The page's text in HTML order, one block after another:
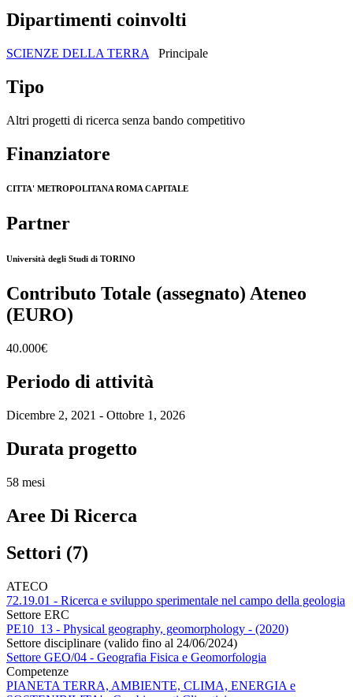
Dipartimenti coinvolti
SCIENZE DELLA TERRA Principale
Tipo
Altri progetti di ricerca senza bando competitivo
Finanziatore
CITTA' METROPOLITANA ROMA CAPITALE
Partner
Università degli Studi di TORINO
Contributo Totale (assegnato) Ateneo
(EURO)
40.000€
Periodo di attività
Dicembre 2, 2021 - Ottobre 1, 2026
Durata progetto
58 mesi
Aree Di Ricerca
Settori (7)
ATECO
72.19.01 - Ricerca e sviluppo sperimentale nel campo della geologia
Settore ERC
PE10_13 - Physical geography, geomorphology - (2020)
Settore disciplinare (valido fino al 24/06/2024)
Settore GEO/04 - Geografia Fisica e Geomorfologia
Competenze
PIANETA TERRA, AMBIENTE, CLIMA, ENERGIA e